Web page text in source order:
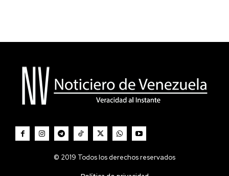
© 2019 Todos los derechos reservados